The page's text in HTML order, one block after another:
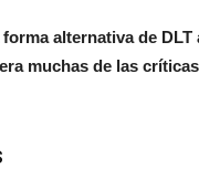
forma alternativa de
muchas de las